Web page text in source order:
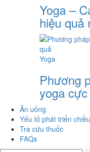
Yoga –
hiệu quả
Yoga
Phương
yoga
Ăn uống
Yếu tố phát triển
Tra cứu thuốc
FAQs